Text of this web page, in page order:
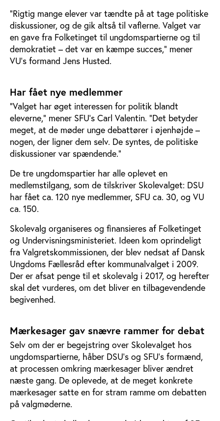
”Rigtig mange elever var tændte på at tage politiske
diskussioner, og de gik altså til vaflerne. Valget var
en gave fra Folketinget til ungdomspartierne og til
demokratiet – det var en kæmpe succes,” mener
VU’s formand Jens Husted.
Har fået nye medlemmer
”Valget har øget interessen for politik blandt
eleverne,” mener SFU’s Carl Valentin. ”Det betyder
meget, at de møder unge debattører i øjenhøjde –
nogen, der ligner dem selv. De syntes, de politiske
diskussioner var spændende.”
De tre ungdomspartier har alle oplevet en
medlemstilgang, som de tilskriver Skolevalget: DSU
har fået ca. 120 nye medlemmer, SFU ca. 30, og VU
ca. 150.
Skolevalg organiseres og finansieres af Folketinget
og Undervisningsministeriet. Ideen kom oprindeligt
fra Valgretskommissionen, der blev nedsat af Dansk
Ungdoms Fællesråd efter kommunalvalget i 2009.
Der er afsat penge til et skolevalg i 2017, og herefter
skal det vurderes, om det bliver en tilbagevendende
begivenhed.
Mærkesager gav snævre rammer for debat
Selv om der er begejstring over Skolevalget hos
ungdomspartierne, håber DSU’s og SFU’s formænd,
at processen omkring mærkesager bliver ændret
næste gang. De oplevede, at de meget konkrete
mærkesager satte en for stram ramme om debatten
på valgmøderne.